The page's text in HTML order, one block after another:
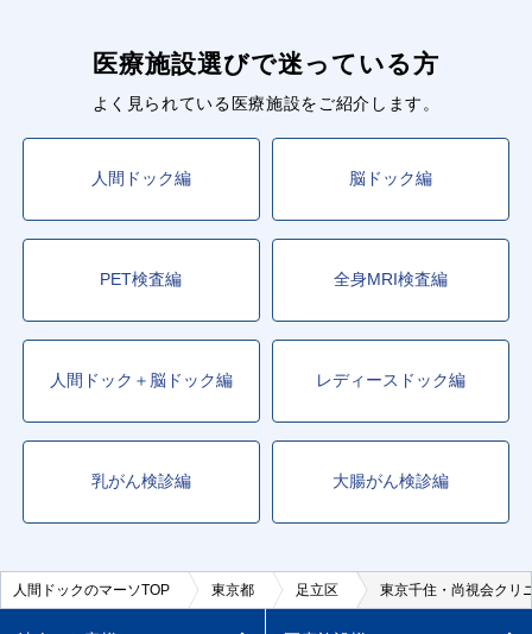
医療施設選びで迷っている方
よく見られている医療施設をご紹介します。
人間ドック編 脳ドック編
PET検査編 全身MRI検査編
人間ドック＋脳ドック編 レディースドック編
乳がん検診編 大腸がん検診編
人間ドックのマーソTOP 東京都 足立区 東京千住・尚視会クリ